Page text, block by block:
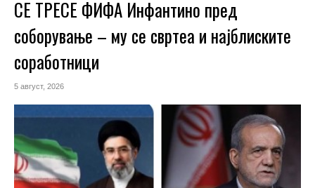
СЕ ТРЕСЕ ФИФА Инфантино пред
соборување – му се свртеа и најблиските
соработници
5 август, 2026